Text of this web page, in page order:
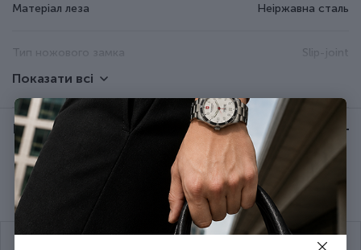
Матеріал леза Неіржавна сталь
Тип ножового замка Slip-joint
Функції
Велика пласка викрутка;
Шпилька; Велике лезо;
Зубочистка; Кільце/отвір для
підвісу; Консервний ніж;
Гачок багатоцільовий; Мала
пласка викрутка; Мале лезо;
Ножиці; Відкривачка для
пляшок; Паз для зняття
ізоляції; Пилка по дереву;
Пінцет; Дірокол-шило;
Показати всі
Відгуки: ★ 0 (0)
Рекомендуємо купити разом